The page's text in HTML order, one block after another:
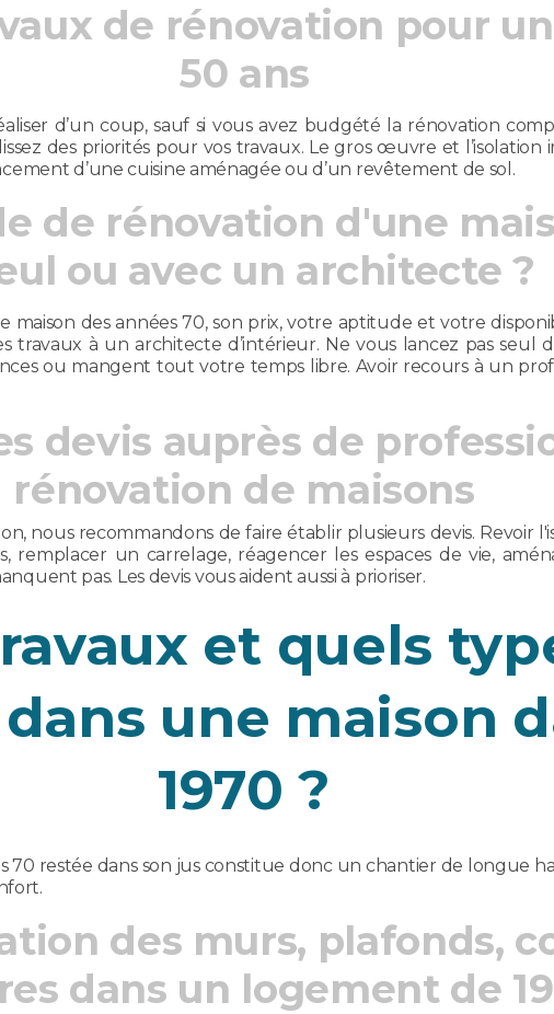
de rénovation pour
50 ans
d’un coup, sauf si vous avez budgété la rénovation
des priorités pour vos travaux. Le gros œuvre et
d’une cuisine aménagée ou d’un revêtement de sol.
de rénovation d'une
ou avec un architecte ?
maison des années 70, son prix, votre aptitude et votre
à un architecte d’intérieur. Ne vous lancez pas seul
ou mangent tout votre temps libre. Avoir recours à un
devis auprès de
rénovation de maisons
nous recommandons de faire établir plusieurs devis. Revoir
remplacer un carrelage, réagencer les espaces de vie,
pas. Les devis vous aident aussi à prioriser.
et quels
une maison
1970 ?
70 restée dans son jus constitue donc un chantier de longue
des murs, plafonds,
dans un logement de